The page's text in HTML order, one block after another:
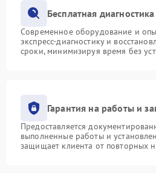
Бесплатная
Современное оборудование и
экспресс-диагностику и
сроки, минимизируя время без
Гарантия на работы и
Предоставляется
выполненные работы и
защищает клиента от повторных